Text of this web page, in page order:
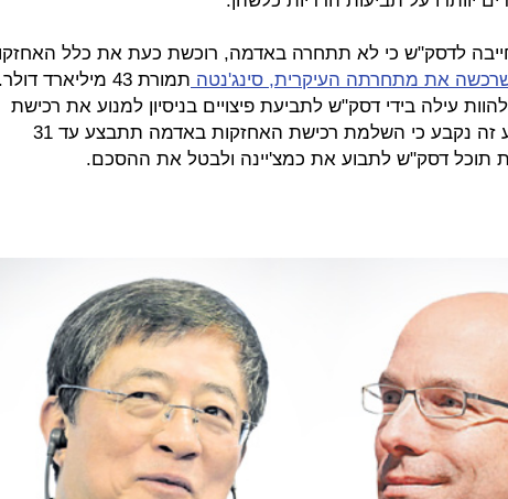
לדסק"ש כי לא תתחרה באדמה, רוכשת כעת את כלל
את מתחרתה העיקרית, סינג'נטה
תמורת 43 מיליארד דולר.
עילה בידי דסק"ש לתביעת פיצויים בניסיון למנוע את רכישת
סינג'טה. על רקע זה נקבע כי השלמת רכישת האחזקות באדמה תתבצע עד 31
תוכל דסק"ש לתבוע את כמצ'יינה ולבטל את ההסכם.